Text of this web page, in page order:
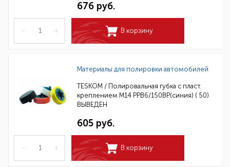
676 руб.
– + В корзину
Материалы для полировки автомобилей
TESKOM / Полировальная губка с пласт.
креплением М14 РРВ6/150ВР(синия) ( 50)
ВЫВЕДЕН
605 руб.
– + В корзину